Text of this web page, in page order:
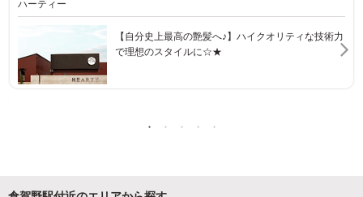
♪】ハイクオリティな技術力
お客様にベストなスタイルをご提案♪